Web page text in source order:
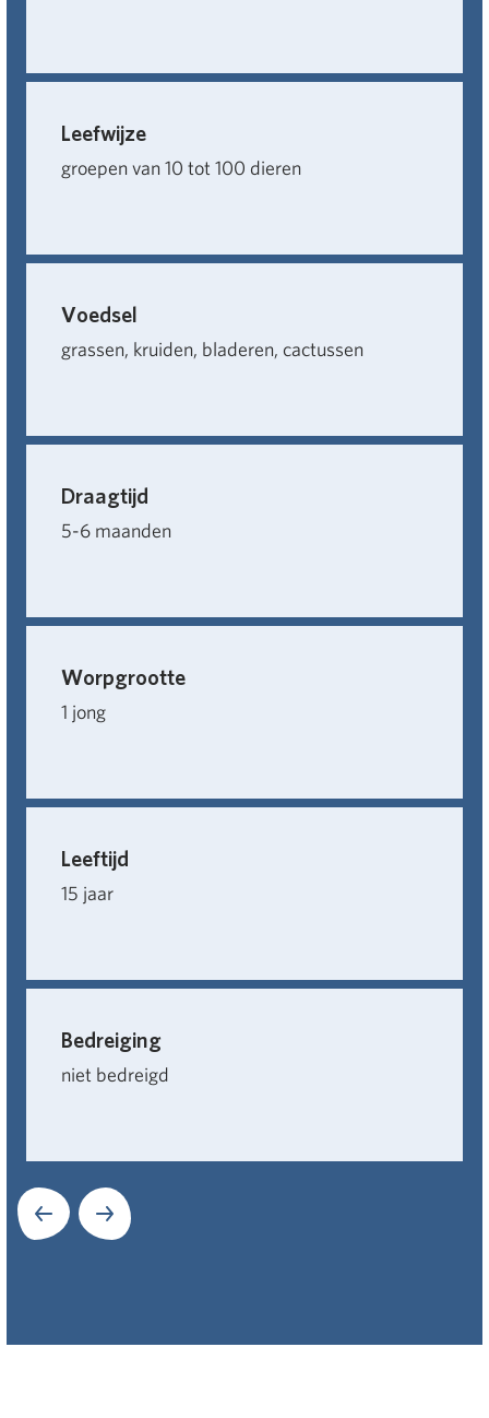
Leefwijze
groepen van 10 tot 100 dieren
Voedsel
grassen, kruiden, bladeren, cactussen
Draagtijd
5-6 maanden
Worpgrootte
1 jong
Leeftijd
15 jaar
Bedreiging
niet bedreigd
Volgende